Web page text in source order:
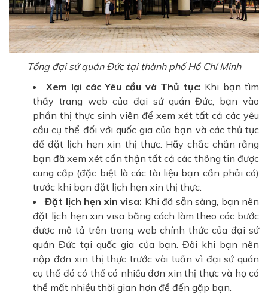
Tổng đại sứ quán Đức tại thành phố Hồ Chí Minh
Xem lại các Yêu cầu và Thủ tục: Khi bạn tìm
thấy trang web của đại sứ quán Đức, bạn vào
phần thị thực sinh viên để xem xét tất cả các yêu
cầu cụ thể đối với quốc gia của bạn và các thủ tục
để đặt lịch hẹn xin thị thực. Hãy chắc chắn rằng
bạn đã xem xét cẩn thận tất cả các thông tin được
cung cấp (đặc biệt là các tài liệu bạn cần phải có)
trước khi bạn đặt lịch hẹn xin thị thực.
Đặt lịch hẹn xin visa: Khi đã sẵn sàng, bạn nên
đặt lịch hẹn xin visa bằng cách làm theo các bước
được mô tả trên trang web chính thức của đại sứ
quán Đức tại quốc gia của bạn. Đôi khi bạn nên
nộp đơn xin thị thực trước vài tuần vì đại sứ quán
cụ thể đó có thể có nhiều đơn xin thị thực và họ có
thể mất nhiều thời gian hơn để đến gặp bạn.